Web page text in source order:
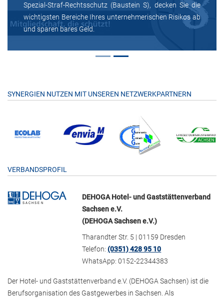
Spezial-Straf-Rechtsschutz (Baustein S), decken Sie die
wichtigsten Bereiche Ihres unternehmerischen Risikos ab
und sparen bares Geld.
SYNERGIEN NUTZEN MIT UNSEREN NETZWERKPARTNERN
VERBANDSPROFIL
DEHOGA Hotel- und Gaststättenverband
Sachsen e.V.
(DEHOGA Sachsen e.V.)
Tharandter Str. 5 | 01159 Dresden
Telefon:(0351) 428 95 10
WhatsApp: 0152-22344383
Der Hotel- und Gaststättenverband e.V. (DEHOGA Sachsen) ist die
Berufsorganisation des Gastgewerbes in Sachsen. Als